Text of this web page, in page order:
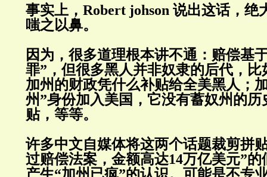
事实上，Robert johson 说出这话，绝
嗤之以鼻。
因为，很多道理根本讲不通：赔偿基
罪”，但很多黑人并非奴隶的后代，
加州的财政凭什么补贴给全美黑人；
州”身份加入美国，它没有蓄奴州的历
贴，等等。
许多中文自媒体将这两个话题裁剪拼
过赔偿法案，金额高达14万亿美元”
产生“加州已疯”的认识。可能是不专